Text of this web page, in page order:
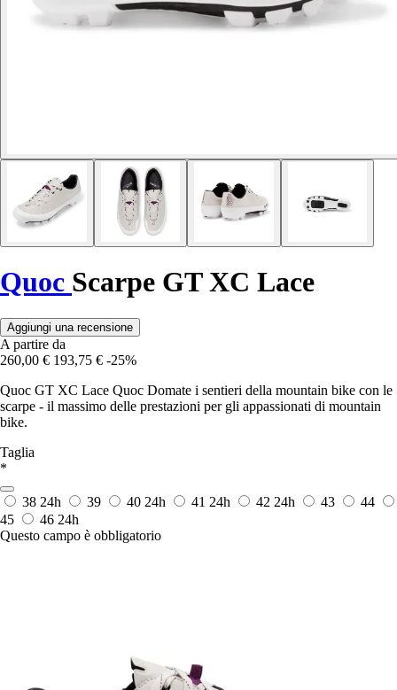
Quoc Scarpe GT XC Lace
Aggiungi una recensione
A partire da
260,00 € 193,75 € -25%
Quoc GT XC Lace Quoc Domate i sentieri della mountain bike con le
scarpe - il massimo delle prestazioni per gli appassionati di mountain
bike.
Taglia
*
38 24h 39 40 24h 41 24h 42 24h 43
44
45
46 24h
Questo campo è obbligatorio